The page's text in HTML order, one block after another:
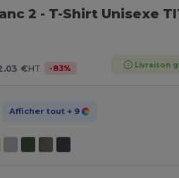
2 - T-Shirt Unisexe
€HT -83% Livraison
Afficher tout + 9